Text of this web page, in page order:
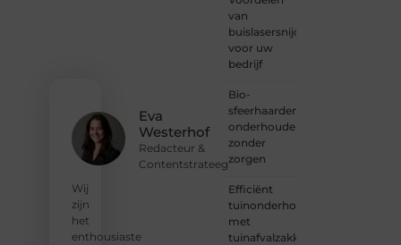
Eva
Westerhof
Redacteur &
Contentstrateeg
Wij
zijn
het
enthousiaste
van
buislasersnijden
voor uw
bedrijf
Bio-
sfeerhaarden
onderhouden
zonder
zorgen
Efficiënt
tuinonderhoud
met
tuinafvalzakken